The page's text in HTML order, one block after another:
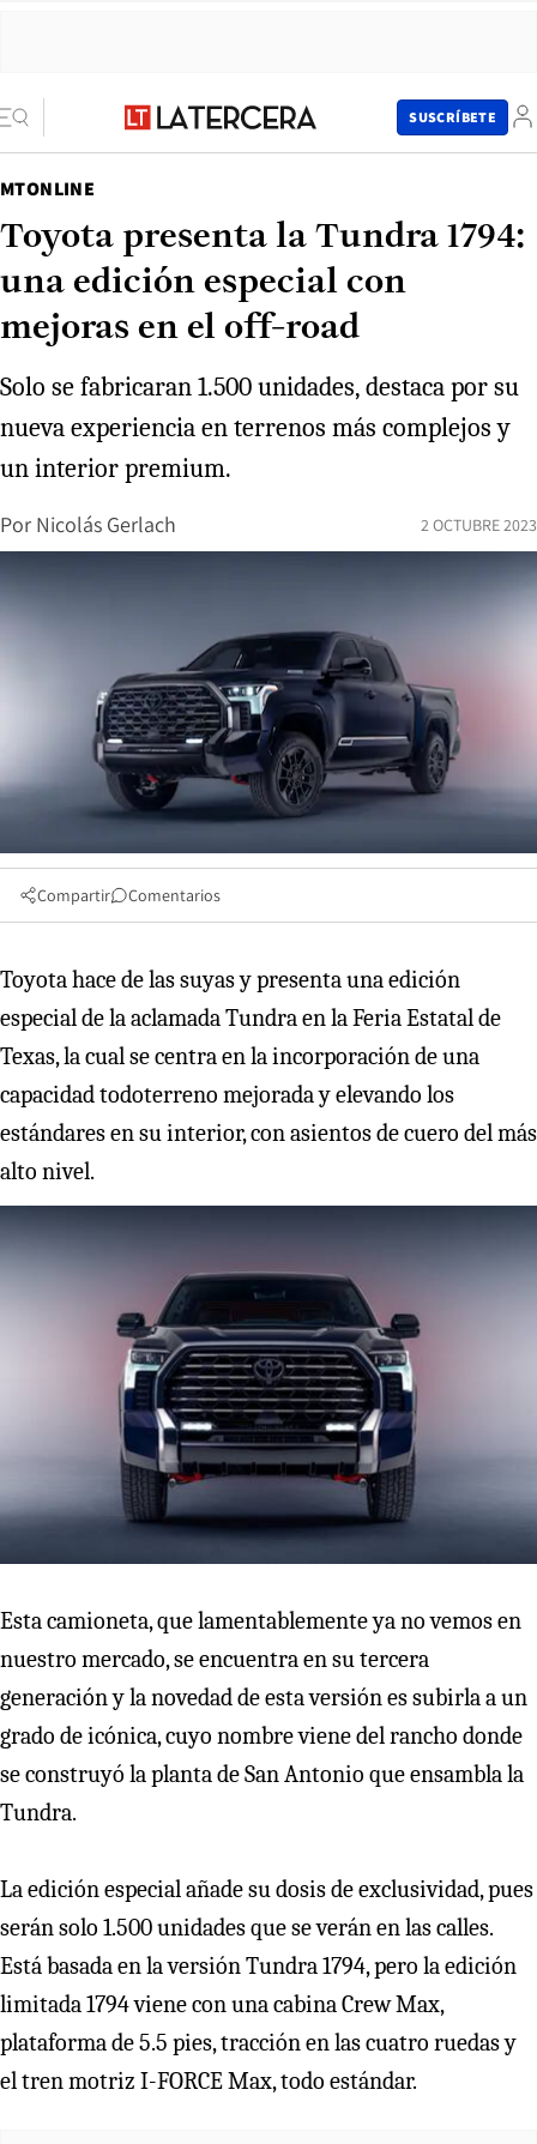
SUSCRÍBETE
MTONLINE
Toyota presenta la Tundra 1794:
una edición especial con
mejoras en el off-road
Solo se fabricaran 1.500 unidades, destaca por su
nueva experiencia en terrenos más complejos y
un interior premium.
Por Nicolás Gerlach 2 OCTUBRE 2023
Compartir Comentarios
Toyota hace de las suyas y presenta una edición
especial de la aclamada Tundra en la Feria Estatal de
Texas, la cual se centra en la incorporación de una
capacidad todoterreno mejorada y elevando los
estándares en su interior, con asientos de cuero del más
alto nivel.
Esta camioneta, que lamentablemente ya no vemos en
nuestro mercado, se encuentra en su tercera
generación y la novedad de esta versión es subirla a un
grado de icónica, cuyo nombre viene del rancho donde
se construyó la planta de San Antonio que ensambla la
Tundra.
La edición especial añade su dosis de exclusividad, pues
serán solo 1.500 unidades que se verán en las calles.
Está basada en la versión Tundra 1794, pero la edición
limitada 1794 viene con una cabina Crew Max,
plataforma de 5.5 pies, tracción en las cuatro ruedas y
el tren motriz I-FORCE Max, todo estándar.